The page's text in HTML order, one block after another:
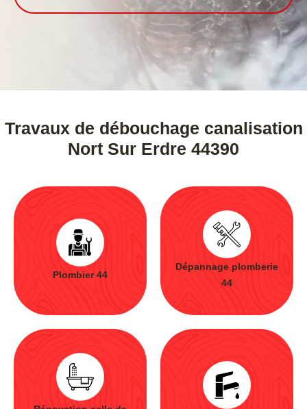
Travaux de débouchage canalisation
Nort Sur Erdre 44390
Plombier 44
Dépannage plomberie
44